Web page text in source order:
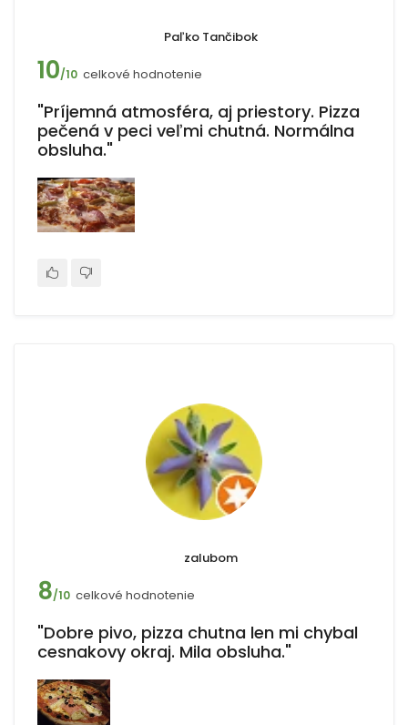
Paľko Tančibok
10/10 celkové hodnotenie
"Príjemná atmosféra, aj priestory. Pizza
pečená v peci veľmi chutná. Normálna
obsluha."
zalubom
8/10 celkové hodnotenie
"Dobre pivo, pizza chutna len mi chybal
cesnakovy okraj. Mila obsluha."